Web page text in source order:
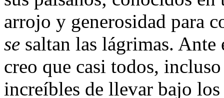
arrojo y generosidad para
se saltan las lágrimas.
creo que casi todos,
increí­bles de llevar bajo